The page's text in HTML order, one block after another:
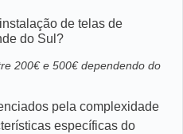
de telas de
do Sul?
200€ e 500€ dependendo do
pela complexidade
específicas do